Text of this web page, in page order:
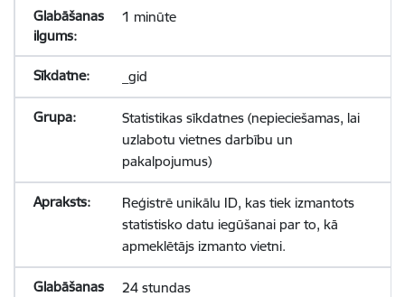
1 minūte
_gid
Statistikas sīkdatnes (nepieciešamas, lai
uzlabotu vietnes darbību un
pakalpojumus)
Reģistrē unikālu ID, kas tiek izmantots
statistisko datu iegūšanai par to, kā
apmeklētājs izmanto vietni.
24 stundas